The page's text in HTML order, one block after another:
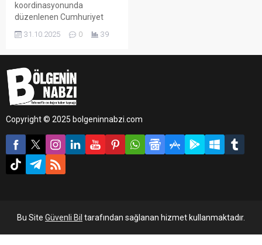
koordinasyonunda
düzenlenen Cumhuriyet
Kupası Turnuvası, 29 Ekim
Cumhuriyet Bayramı
arası iletişimi güçlendirmek
ve sporda şiddete dikkat
çekmek amacıyla hayata
31.10.2025 0 39
Copyright © 2025 bolgeninnabzi.com
Bu Site Güvenli Bil tarafından sağlanan hizmet kullanmaktadır.